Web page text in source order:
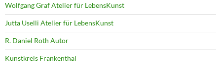
Wolfgang Graf Atelier für LebensKunst
Jutta Uselli Atelier für LebensKunst
R. Daniel Roth Autor
Kunstkreis Frankenthal